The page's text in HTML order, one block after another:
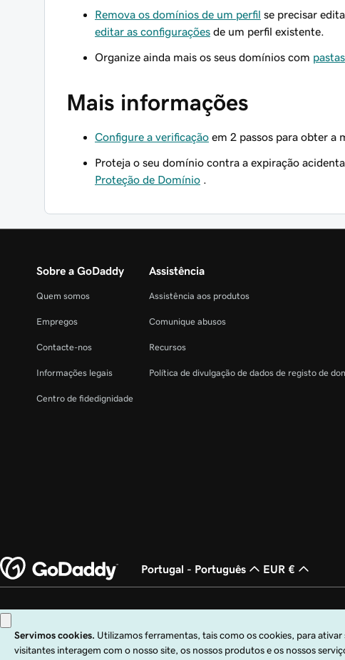
Remova os domínios de um perfil se precisar
editar as configurações de um perfil existente.
Organize ainda mais os seus domínios com pastas
Mais informações
Configure a verificação em 2 passos para obter a
Proteja o seu domínio contra a expiração
Proteção de Domínio
Sobre a GoDaddy
Quem somos
Empregos
Contacte-nos
Informações legais
Centro de fidedignidade
Assistência
Assistência aos produtos
Comunique abusos
Recursos
Política de divulgação de dados de registo de
Portugal - Português EUR €
Copyright © 1999 – 2026 GoDaddy Operating Company, LLC. Todos os direitos
Operating Company, LLC nos EUA e noutros países. O logótipo "GO" é uma marca